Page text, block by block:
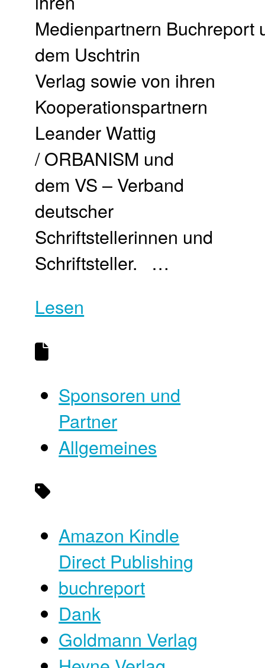
Medienpartnern Buchreport
dem Uschtrin
Verlag sowie von ihren
Kooperationspartnern
Leander Wattig
/ ORBANISM und
dem VS – Verband
deutscher
Schriftstellerinnen und
Schriftsteller. …
Lesen
Sponsoren und
Partner
Allgemeines
Amazon Kindle
Direct Publishing
buchreport
Dank
Goldmann Verlag